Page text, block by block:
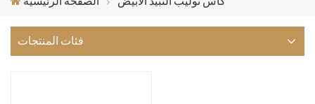
فئات المنتجات